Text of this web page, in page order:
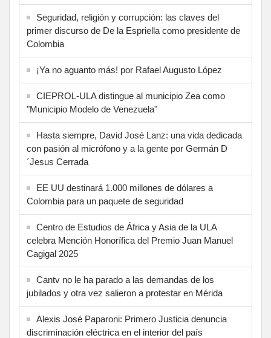
Seguridad, religión y corrupción: las claves del
primer discurso de De la Espriella como presidente de
Colombia
¡Ya no aguanto más! por Rafael Augusto López
CIEPROL-ULA distingue al municipio Zea como
"Municipio Modelo de Venezuela"
Hasta siempre, David José Lanz: una vida dedicada
con pasión al micrófono y a la gente por Germán D
´Jesus Cerrada
EE UU destinará 1.000 millones de dólares a
Colombia para un paquete de seguridad
Centro de Estudios de África y Asia de la ULA
celebra Mención Honorífica del Premio Juan Manuel
Cagigal 2025
Cantv no le ha parado a las demandas de los
jubilados y otra vez salieron a protestar en Mérida
Alexis José Paparoni: Primero Justicia denuncia
discriminación eléctrica en el interior del país